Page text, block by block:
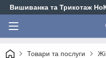
Вишиванка та Трикотаж
Товари та послуги